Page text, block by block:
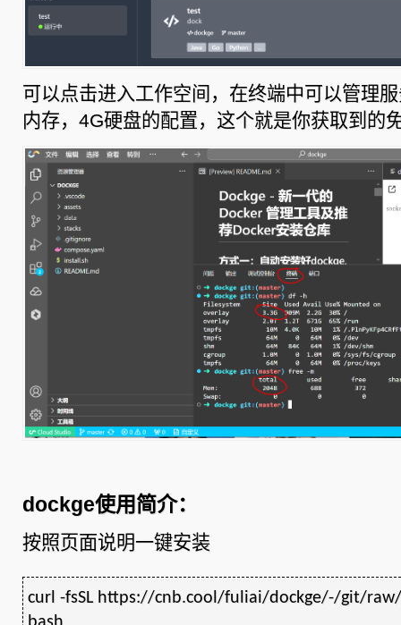
可以点击进入工作空间，在终端中可以管理
内存，4G硬盘的配置，这个就是你获取到的
dockge使用简介：
按照页面说明一键安装
curl -fsSL https://cnb.cool/fuliai/dockge/-/git/